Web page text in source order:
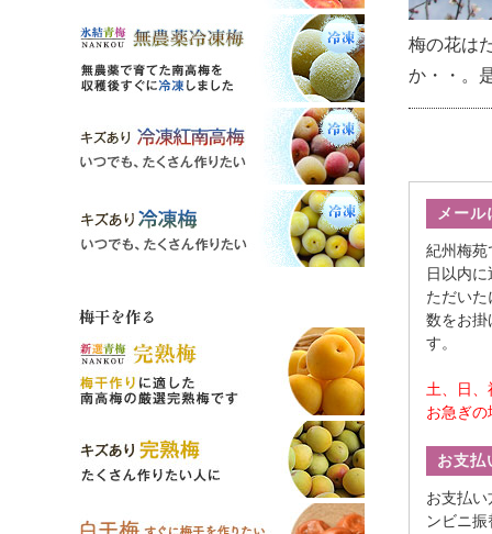
梅の花は
か・・。
メー
紀州梅苑
日以内
ただい
数をお掛
す。
土、日
お急ぎ
お支払
お支払
ンビニ
梅干を作る